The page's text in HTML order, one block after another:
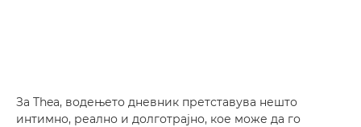
За Thea, водењето дневник претставува нешто
интимно, реално и долготрајно, кое може да го